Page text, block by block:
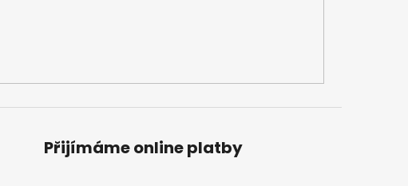
Přijímáme online platby